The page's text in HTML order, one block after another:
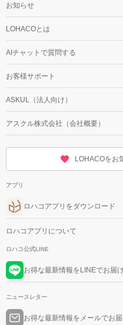
お知らせ
LOHACOとは
AIチャットで質問する
お客様サポート
ASKUL（法人向け）
アスクル株式会社（会社概要）
LOHACOをお
アプリ
ロハコアプリをダウンロード
ロハコアプリについて
ロハコ公式LINE
お得な最新情報をLINEでお届
ニュースレター
お得な最新情報をメールでお